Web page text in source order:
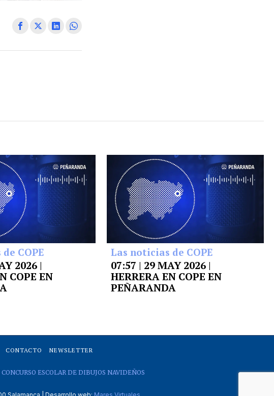
COPE
2026 |
COPE EN
Las noticias de COPE
07:57 | 29 MAY 2026 |
HERRERA EN COPE EN
PEÑARANDA
CONTACTO NEWSLETTER
CONCURSO ESCOLAR DE DIBUJOS NAVIDEÑOS